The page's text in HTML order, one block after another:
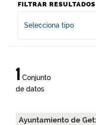
FILTRAR RESULTADOS
Selecciona tipo
1 Conjunto
de datos
Ayuntamiento de